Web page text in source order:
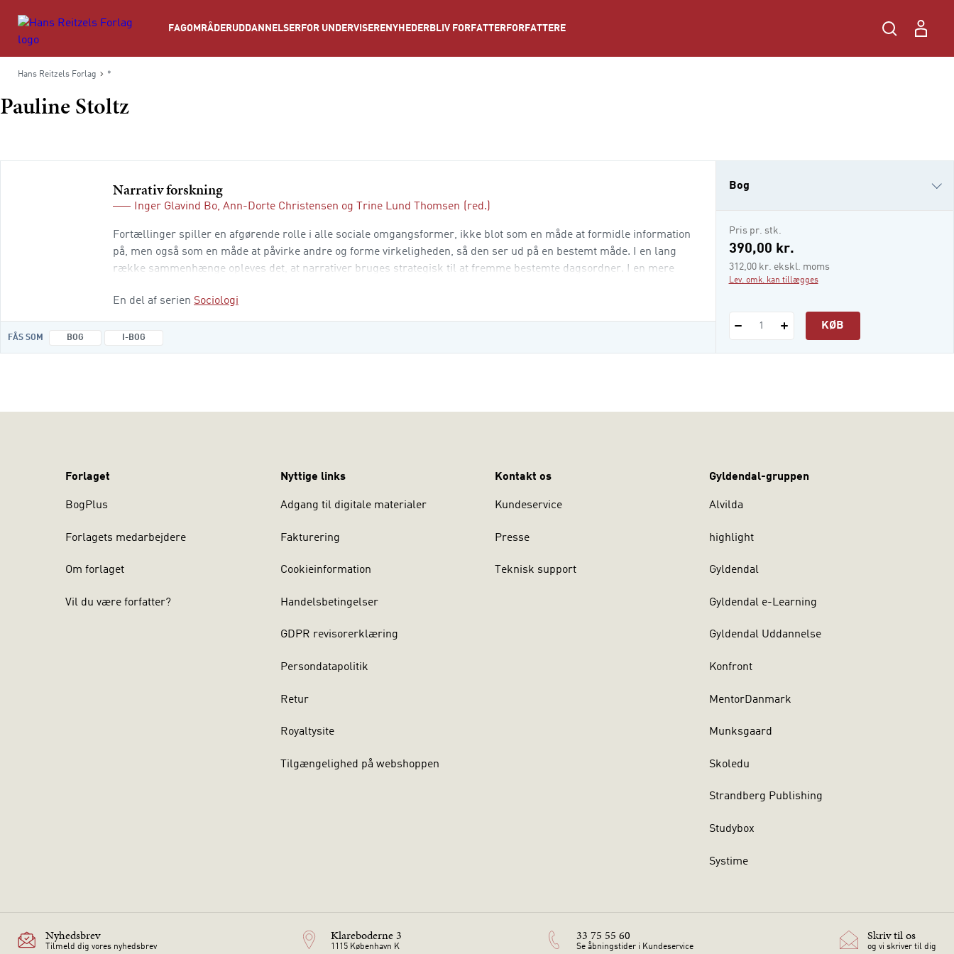
FAGOMRÅDERUDDANNELSER FOR UNDERVISERE NYHEDER BLIV FORFATTER FORFATTERE
Hans Reitzels Forlag *
Pauline Stoltz
Narrativ forskning
Inger Glavind Bo, Ann-Dorte Christensen og Trine Lund Thomsen (red.)
Fortællinger spiller en afgørende rolle i alle sociale omgangsformer, ikke blot som en måde at formidle information
på, men også som en måde at påvirke andre og forme virkeligheden, så den ser ud på en bestemt måde. I en lang
række sammenhænge opleves det, at narrativer bruges strategisk til at fremme bestemte dagsordner. I en mere
En del af serien Sociologi
FÅS SOM BOG I-BOG
Bog
i-bog
Pris pr. stk.
390,00 kr.
312,00 kr. ekskl. moms
Lev. omk. kan tillægges
1 KØB
Forlaget
BogPlus
Forlagets medarbejdere
Om forlaget
Vil du være forfatter?
Nyttige links
Adgang til digitale materialer
Fakturering
Cookieinformation
Handelsbetingelser
GDPR revisorerklæring
Persondatapolitik
Retur
Royaltysite
Tilgængelighed på webshoppen
Kontakt os
Kundeservice
Presse
Teknisk support
Gyldendal-gruppen
Alvilda
highlight
Gyldendal
Gyldendal e-Learning
Gyldendal Uddannelse
Konfront
MentorDanmark
Munksgaard
Skoledu
Strandberg Publishing
Studybox
Systime
Nyhedsbrev
Tilmeld dig vores nyhedsbrev
Klareboderne 3
1115 København K
33 75 55 60
Se åbningstider i Kundeservice
Skriv til os
og vi skriver til dig